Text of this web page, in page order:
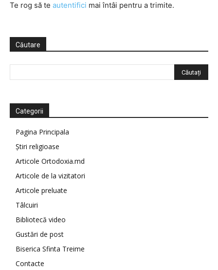
Te rog să te autentifici mai întâi pentru a trimite.
Căutare
Categorii
Pagina Principala
Știri religioase
Articole Ortodoxia.md
Articole de la vizitatori
Articole preluate
Tâlcuiri
Bibliotecă video
Gustări de post
Biserica Sfinta Treime
Contacte